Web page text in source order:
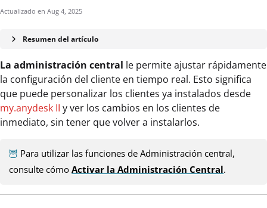
Actualizado en Aug 4, 2025
Resumen del artículo
La administración central le permite ajustar rápidamente
la configuración del cliente en tiempo real. Esto significa
que puede personalizar los clientes ya instalados desde
my.anydesk II y ver los cambios en los clientes de
inmediato, sin tener que volver a instalarlos.
🦉 Para utilizar las funciones de Administración central,
consulte cómo Activar la Administración Central.